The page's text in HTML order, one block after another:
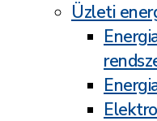
Üzleti